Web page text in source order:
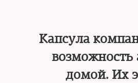
Капсула
возможность
домой. Их